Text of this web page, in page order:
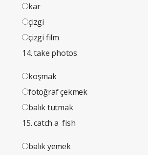
kar
çizgi
çizgi film
14. take photos
koşmak
fotoğraf çekmek
balık tutmak
15. catch a fish
balık yemek